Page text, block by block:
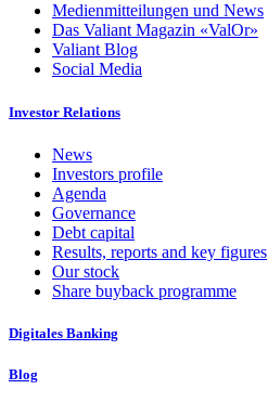
Medienmitteilungen und News
Das Valiant Magazin «ValOr»
Valiant Blog
Social Media
Investor Relations
News
Investors profile
Agenda
Governance
Debt capital
Results, reports and key figures
Our stock
Share buyback programme
Digitales Banking
Blog